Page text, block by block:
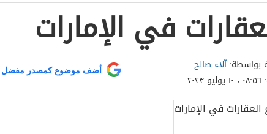
في الإمارات
بواسطة:آلاء صالح
٠٨:٥٦ ، ١٠ يوليو ٢٠٢٣
أضف موضوع كمصدر